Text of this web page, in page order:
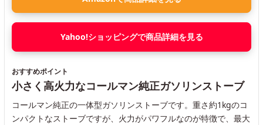
Yahoo!ショッピングで商品詳細を見る
おすすめポイント
小さく高火力なコールマン純正ガソリンストーブ
コールマン純正の一体型ガソリンストーブです。重さ約1kgのコ
ンパクトなストーブですが、火力がパワフルなのが特徴で、最大